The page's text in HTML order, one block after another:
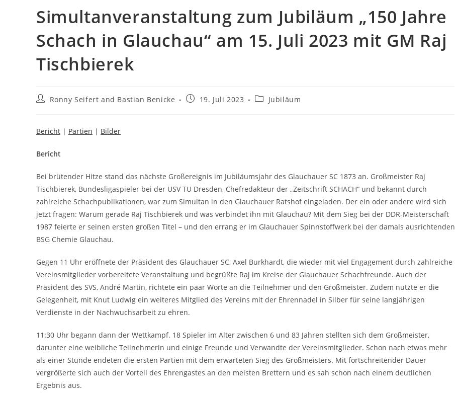
Simultanveranstaltung zum Jubiläum „150 Jahre
Schach in Glauchau“ am 15. Juli 2023 mit GM Raj
Tischbierek
Beitrags-
Ronny Seifert and Bastian Benicke
Beitrag19. Juli 2023
Beitrags-
Jubiläum
Bericht | Partien | Bilder
Bericht
Bei brütender Hitze stand das nächste Großereignis im Jubiläumsjahr des Glauchauer SC 1873 an. Großmeister Raj
Tischbierek, Bundesligaspieler bei der USV TU Dresden, Chefredakteur der „Zeitschrift SCHACH“ und bekannt durch
zahlreiche Schachpublikationen, war zum Simultan in den Glauchauer Ratshof eingeladen. Der ein oder andere wird sich
jetzt fragen: Warum gerade Raj Tischbierek und was verbindet ihn mit Glauchau? Mit dem Sieg bei der DDR-Meisterschaft
1987 feierte er seinen ersten großen Titel – und den errang er im Glauchauer Spinnstoffwerk bei der damals ausrichtenden
BSG Chemie Glauchau.
Gegen 11 Uhr eröffnete der Präsident des Glauchauer SC, Axel Burkhardt, die wieder mit viel Engagement durch zahlreiche
Vereinsmitglieder vorbereitete Veranstaltung und begrüßte Raj im Kreise der Glauchauer Schachfreunde. Auch der
Präsident des SVS, André Martin, richtete ein paar Worte an die Teilnehmer und den Großmeister. Zudem nutzte er die
Gelegenheit, mit Knut Ludwig ein weiteres Mitglied des Vereins mit der Ehrennadel in Silber für seine langjährigen
Verdienste in der Nachwuchsarbeit zu ehren.
11:30 Uhr begann dann der Wettkampf. 18 Spieler im Alter zwischen 6 und 83 Jahren stellten sich dem Großmeister,
darunter eine weibliche Teilnehmerin und einige Freunde und Verwandte der Vereinsmitglieder. Schon nach etwas mehr
als einer Stunde endeten die ersten Partien mit dem erwarteten Sieg des Großmeisters. Mit fortschreitender Dauer
vergrößerte sich auch der Vorteil des Ehrengastes an den meisten Brettern und es sah schon nach einem deutlichen
Ergebnis aus.